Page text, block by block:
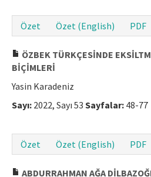
Özet
Özet (English) PDF
ÖZBEK TÜRKÇESİNDE
BİÇİMLERİ
Yasin Karadeniz
Sayı: 2022, Sayı 53 Sayfalar: 48-77
Özet
Özet (English) PDF
ABDURRAHMAN AĞA